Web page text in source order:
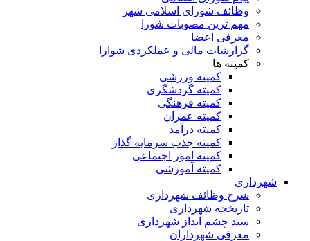
وظائف شورای اسلامی شهر
مهم ترین مصوبات شورا
معرفی اعضا
گزارشات مالی و عملکردی شوارا
کمیته ها
کمیته ورزشی
کمیته گردشگری
کمیته فرهنگی
کمیته عمران
کمیته درآمد
کمیته جذب سرمایه گذار
کمیته امور اجتماعی
کمیته آموزشی
شهرداری
شرح وظائف شهرداری
تاریخچه شهرداری
سند چشم انداز شهرداری
معرفی شهرداران